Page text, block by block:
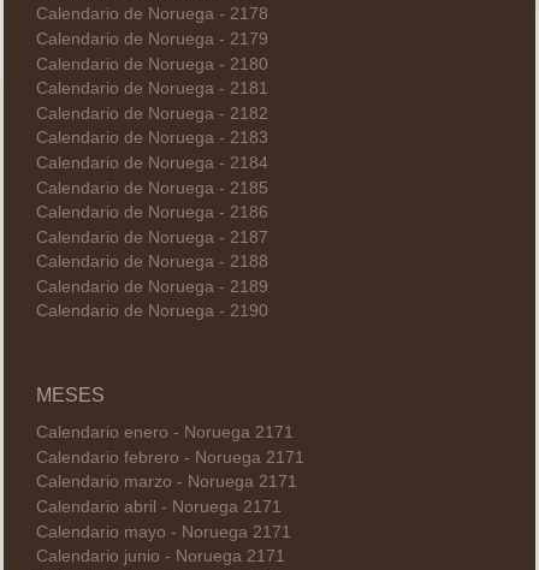
Calendario de Noruega - 2178
Calendario de Noruega - 2179
Calendario de Noruega - 2180
Calendario de Noruega - 2181
Calendario de Noruega - 2182
Calendario de Noruega - 2183
Calendario de Noruega - 2184
Calendario de Noruega - 2185
Calendario de Noruega - 2186
Calendario de Noruega - 2187
Calendario de Noruega - 2188
Calendario de Noruega - 2189
Calendario de Noruega - 2190
MESES
Calendario enero - Noruega 2171
Calendario febrero - Noruega 2171
Calendario marzo - Noruega 2171
Calendario abril - Noruega 2171
Calendario mayo - Noruega 2171
Calendario junio - Noruega 2171